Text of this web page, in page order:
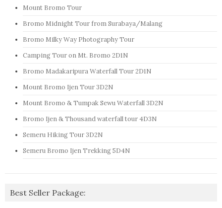
Mount Bromo Tour
Bromo Midnight Tour from Surabaya/Malang
Bromo Milky Way Photography Tour
Camping Tour on Mt. Bromo 2D1N
Bromo Madakaripura Waterfall Tour 2D1N
Mount Bromo Ijen Tour 3D2N
Mount Bromo & Tumpak Sewu Waterfall 3D2N
Bromo Ijen & Thousand waterfall tour 4D3N
Semeru Hiking Tour 3D2N
Semeru Bromo Ijen Trekking 5D4N
Best Seller Package: